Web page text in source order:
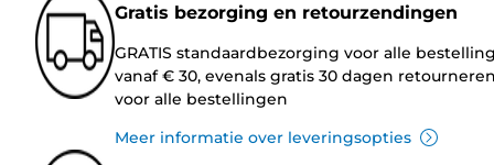
Gratis bezorging en retourzendingen
GRATIS standaardbezorging voor alle
vanaf € 30, evenals gratis 30 dagen
voor alle bestellingen
Meer informatie over leveringsopties